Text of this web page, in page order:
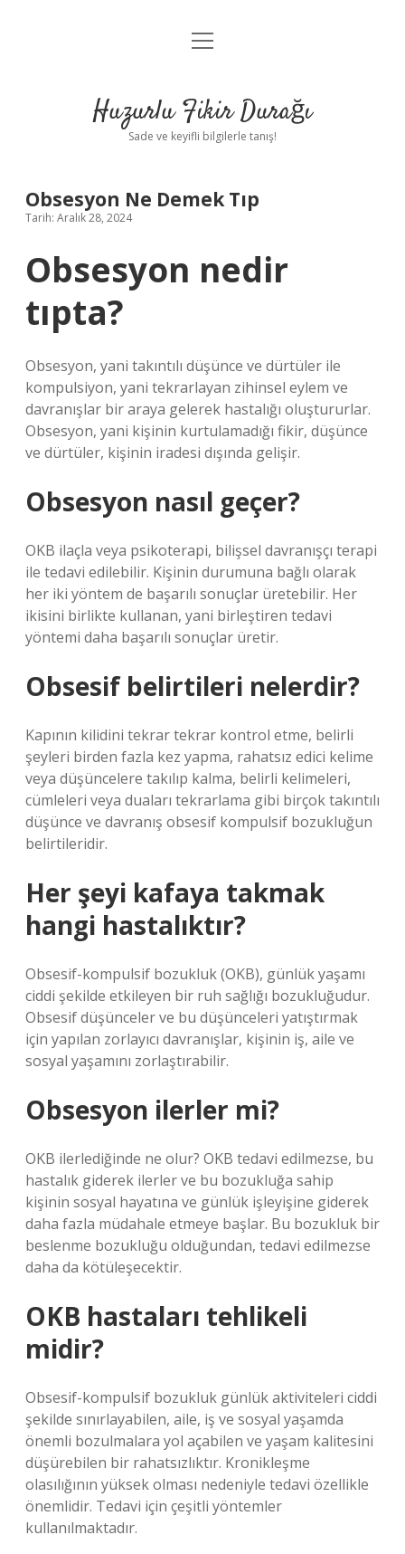
Anasayfa
Yasal Uyarı
menüyü
Huzurlu Fikir Durağı
Sade ve keyifli bilgilerle tanış!
Obsesyon Ne Demek Tıp
Tarih: Aralık 28, 2024
Obsesyon nedir
tıpta?
Obsesyon, yani takıntılı düşünce ve dürtüler ile
kompulsiyon, yani tekrarlayan zihinsel eylem ve
davranışlar bir araya gelerek hastalığı oluştururlar.
Obsesyon, yani kişinin kurtulamadığı fikir, düşünce
ve dürtüler, kişinin iradesi dışında gelişir.
Obsesyon nasıl geçer?
OKB ilaçla veya psikoterapi, bilişsel davranışçı terapi
ile tedavi edilebilir. Kişinin durumuna bağlı olarak
her iki yöntem de başarılı sonuçlar üretebilir. Her
ikisini birlikte kullanan, yani birleştiren tedavi
yöntemi daha başarılı sonuçlar üretir.
Obsesif belirtileri nelerdir?
Kapının kilidini tekrar tekrar kontrol etme, belirli
şeyleri birden fazla kez yapma, rahatsız edici kelime
veya düşüncelere takılıp kalma, belirli kelimeleri,
cümleleri veya duaları tekrarlama gibi birçok takıntılı
düşünce ve davranış obsesif kompulsif bozukluğun
belirtileridir.
Her şeyi kafaya takmak
hangi hastalıktır?
Obsesif-kompulsif bozukluk (OKB), günlük yaşamı
ciddi şekilde etkileyen bir ruh sağlığı bozukluğudur.
Obsesif düşünceler ve bu düşünceleri yatıştırmak
için yapılan zorlayıcı davranışlar, kişinin iş, aile ve
sosyal yaşamını zorlaştırabilir.
Obsesyon ilerler mi?
OKB ilerlediğinde ne olur? OKB tedavi edilmezse, bu
hastalık giderek ilerler ve bu bozukluğa sahip
kişinin sosyal hayatına ve günlük işleyişine giderek
daha fazla müdahale etmeye başlar. Bu bozukluk bir
beslenme bozukluğu olduğundan, tedavi edilmezse
daha da kötüleşecektir.
OKB hastaları tehlikeli
midir?
Obsesif-kompulsif bozukluk günlük aktiviteleri ciddi
şekilde sınırlayabilen, aile, iş ve sosyal yaşamda
önemli bozulmalara yol açabilen ve yaşam kalitesini
düşürebilen bir rahatsızlıktır. Kronikleşme
olasılığının yüksek olması nedeniyle tedavi özellikle
önemlidir. Tedavi için çeşitli yöntemler
kullanılmaktadır.